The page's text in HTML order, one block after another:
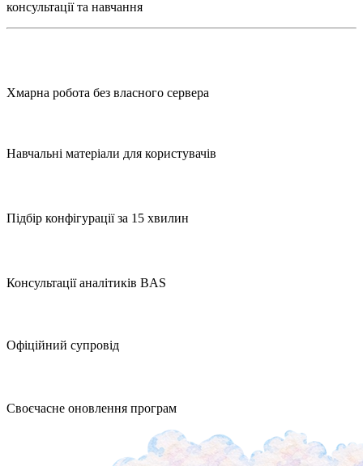
консультації та навчання
Хмарна робота без власного сервера
Навчальні матеріали для користувачів
Підбір конфігурації за 15 хвилин
Консультації аналітиків BAS
Офіційний супровід
Своєчасне оновлення програм